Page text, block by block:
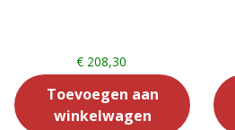
€ 208,30
Toevoegen aan
winkelwagen